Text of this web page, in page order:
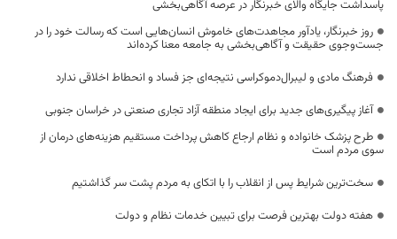
پاسداشت جایگاه والای خبرنگار در عرصه آگاهی‌بخشی
روز خبرنگار، یادآور مجاهدت‌های خاموش انسان‌هایی است که رسالت خود را در
جست‌وجوی حقیقت و آگاهی‌بخشی به جامعه معنا کرده‌اند
فرهنگ مادی و لیبرال‌دموکراسی نتیجه‌ای جز فساد و انحطاط اخلاقی ندارد
آغاز پیگیری‌های جدید برای ایجاد منطقه آزاد تجاری صنعتی در خراسان جنوبی
طرح پزشک خانواده و نظام ارجاع کاهش پرداخت مستقیم هزینه‌های درمان از
سوی مردم است
سخت‌ترین شرایط پس از انقلاب را با اتکای به مردم پشت سر گذاشتیم
هفته دولت بهترین فرصت برای تبیین خدمات نظام و دولت